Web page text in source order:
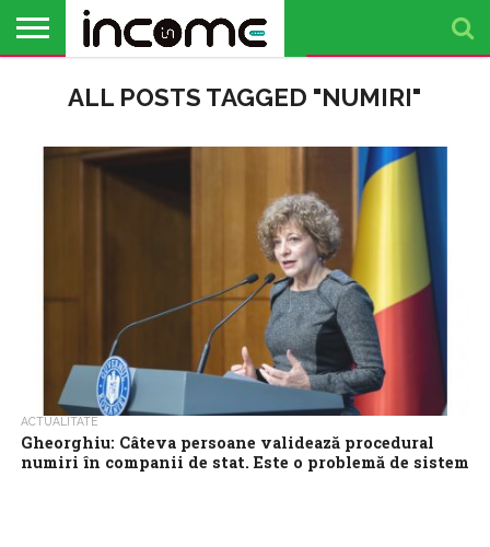
PROFIL DE
ANTREPRENOR
BUSINESS
ANALIZE
OPINII
FINANȚE
PERSONALE
TIMP
LIBERALL POSTS TAGGED "NUMIRI"
ACTUALITATE
Gheorghiu: Câteva persoane validează procedural
numiri în companii de stat. Este o problemă de sistem